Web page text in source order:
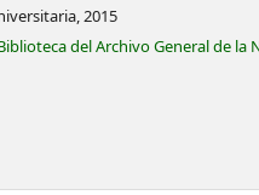
2015
del Archivo General de la